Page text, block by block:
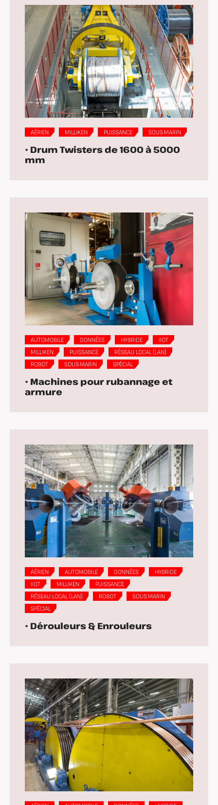
AÉRIEN MILLIKEN PUISSANCE SOUS-MARIN
• Drum Twisters de 1600 à 5000
mm
AUTOMOBILE DONNÉES HYBRIDE
IIOT
MILLIKEN
PUISSANCE
RÉSEAU LOCAL (LAN)
ROBOT
SOUS-MARIN SPÉCIAL
• Machines pour rubannage et
armure
AÉRIEN AUTOMOBILE DONNÉES
HYBRIDE
IIOT
MILLIKEN
PUISSANCE
RÉSEAU LOCAL (LAN)
ROBOT
SOUS-MARIN
SPÉCIAL
• Dérouleurs & Enrouleurs